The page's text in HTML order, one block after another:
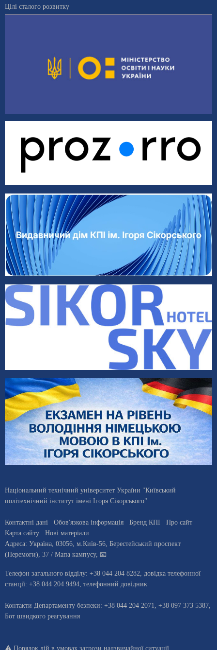
Цілі сталого розвитку
Національний технічний університет України "Київський
політехнічний інститут імені Ігоря Сікорського"
Контактні дані Обов'язкова інформація Бренд КПІ
Про сайт
Карта сайту
Нові матеріали
Адреса: Україна, 03056, м.Київ-56, Берестейський проспект
(Перемоги), 37 / Мапа кампусу, 📧
Телефон загального відділу: +38 044 204 8282, довiдка телефонної
станцiї: +38 044 204 9494, телефонний довідник
Контакти Департаменту безпеки: +38 044 204 2071, +38 097 373 5387,
Бот швидкого реагування
⚠️ Порядок дій в умовах загрози надзвичайної ситуації